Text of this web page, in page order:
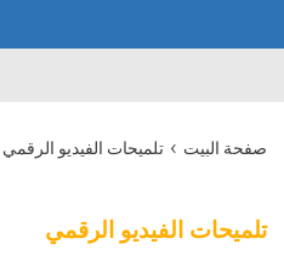
صفحة البيت › تلميحات الفيديو الرقمي
تلميحات الفيديو الرقمي